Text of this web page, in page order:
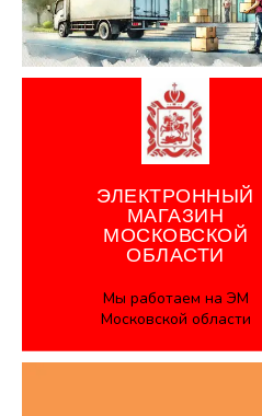
ЭЛЕКТРОННЫЙ
МАГАЗИН
МОСКОВСКОЙ
ОБЛАСТИ
Мы работаем на ЭМ
Московской области